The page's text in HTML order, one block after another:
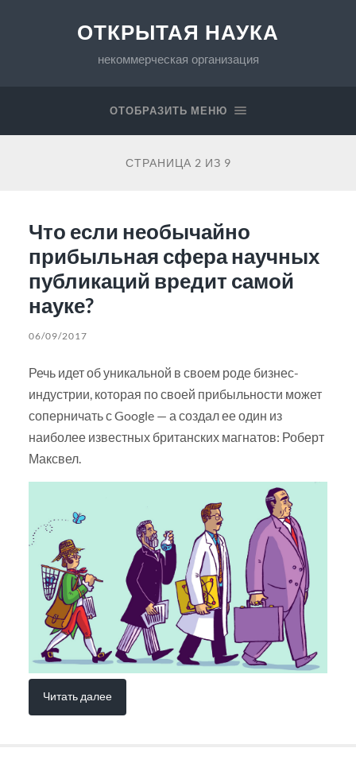
ОТКРЫТАЯ НАУКА
некоммерческая организация
ОТОБРАЗИТЬ МЕНЮ
СТРАНИЦА 2 ИЗ 9
Что если необычайно
прибыльная сфера научных
публикаций вредит самой
науке?
06/09/2017
Речь идет об уникальной в своем роде бизнес-
индустрии, которая по своей прибыльности может
соперничать с Google — а создал ее один из
наиболее известных британских магнатов: Роберт
Максвел.
Читать далее